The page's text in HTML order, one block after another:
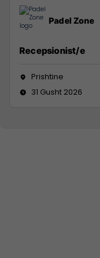
Padel Zone
Recepsionist/e
Prishtine
31 Gusht 2026